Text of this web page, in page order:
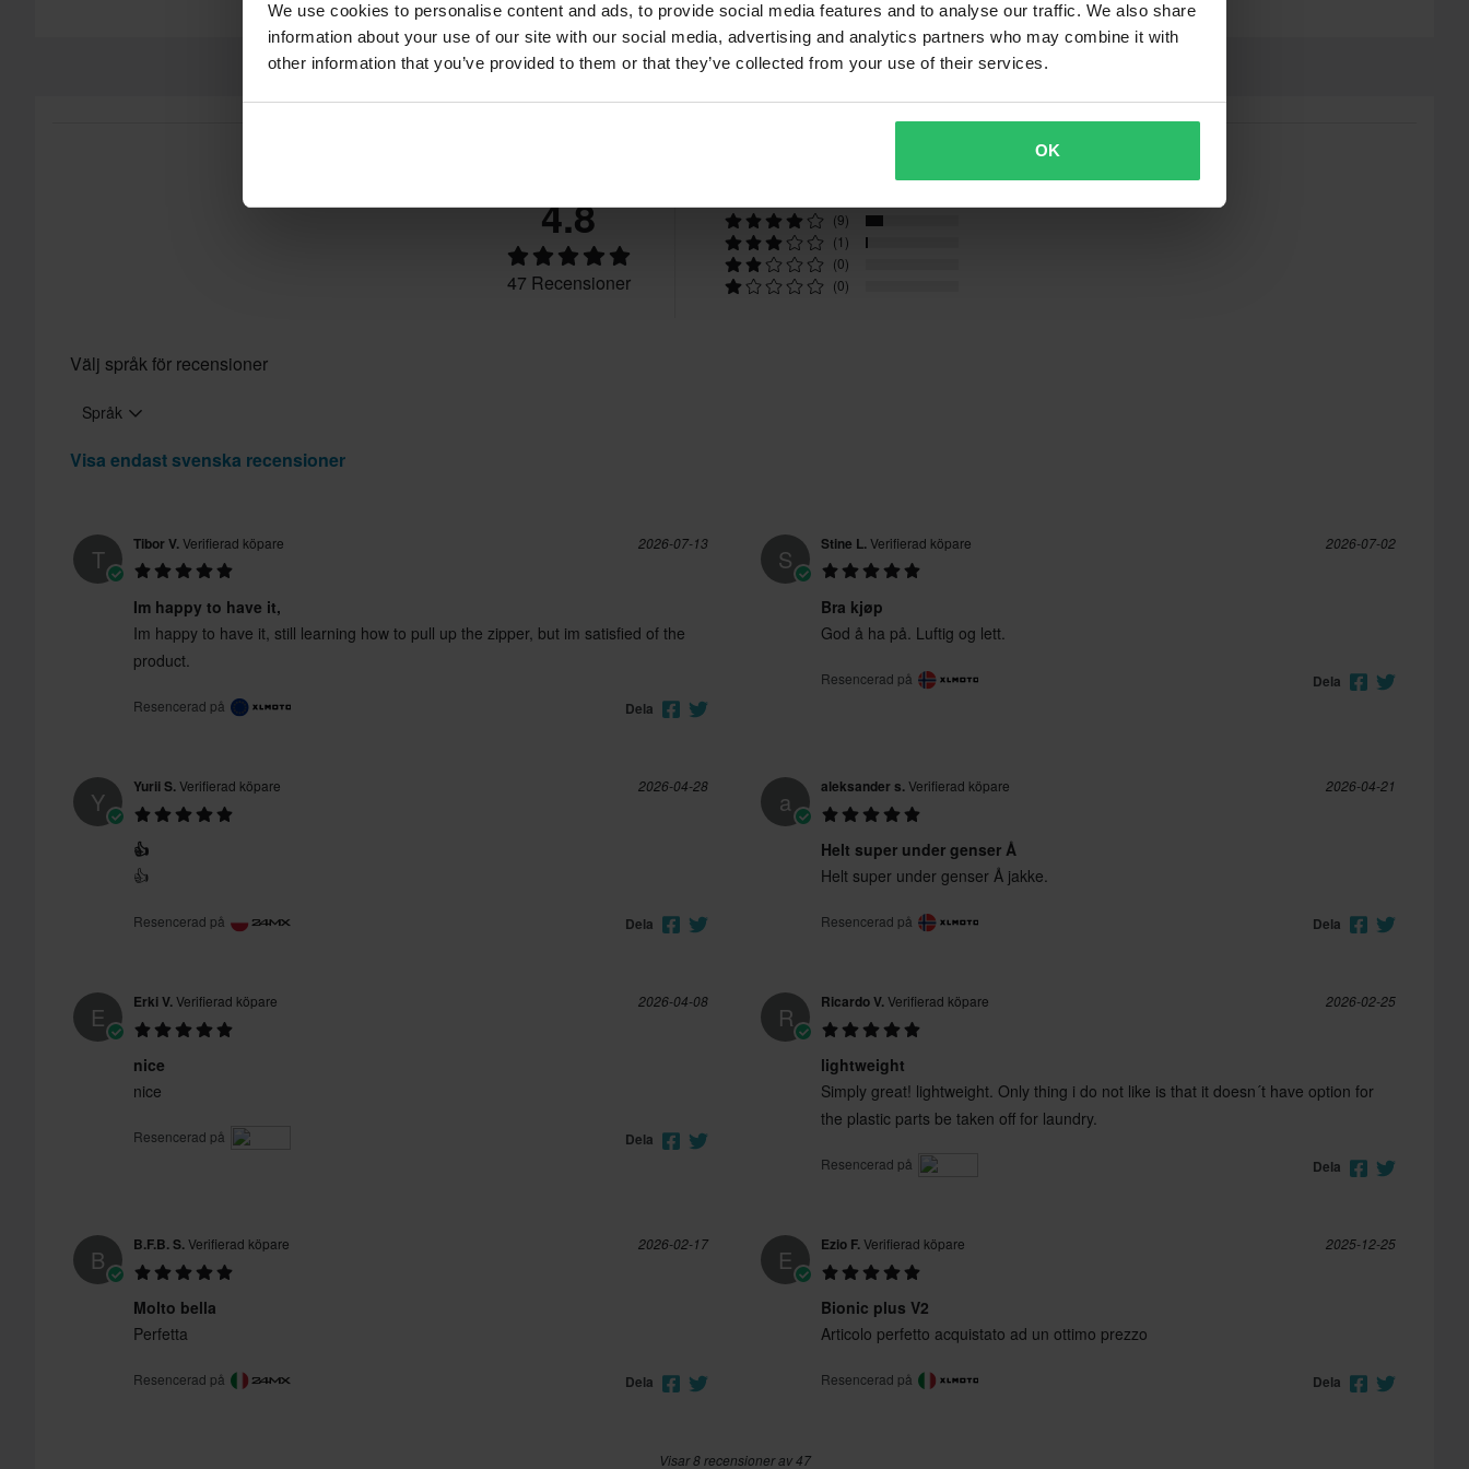
We use cookies to personalise content and ads, to provide social media features and to analyse our traffic. We also share
information about your use of our site with our social media, advertising and analytics partners who may combine it with
other information that you’ve provided to them or that they’ve collected from your use of their services.
OK
Du har rätt att returnera din beställning inom 60 dagar. Returavgifter tillkommer. *Rätten att
4.8
47 Recensioner
(9)
(1)
(0)
(0)
Välj språk för recensioner
Språk
Visa endast svenska recensioner
T Tibor V.Verifierad köpare 2026-07-13
Im happy to have it,
Im happy to have it, still learning how to pull up the zipper, but im satisfied of the
product.
Resencerad på Dela
S Stine L.Verifierad köpare 2026-07-02
Bra kjøp
God å ha på. Luftig og lett.
Resencerad på Dela
Y Yurii S.Verifierad köpare 2026-04-28
👍
👍
Resencerad på Dela
a aleksander s.Verifierad köpare 2026-04-21
Helt super under genser Å
Helt super under genser Å jakke.
Resencerad på Dela
E Erki V.Verifierad köpare 2026-04-08
nice
nice
Resencerad på Dela
R Ricardo V.Verifierad köpare 2026-02-25
lightweight
Simply great! lightweight. Only thing i do not like is that it doesn´t have option for
the plastic parts be taken off for laundry.
Resencerad på Dela
B B.F.B. S.Verifierad köpare 2026-02-17
Molto bella
Perfetta
Resencerad på Dela
E Ezio F.Verifierad köpare 2025-12-25
Bionic plus V2
Articolo perfetto acquistato ad un ottimo prezzo
Resencerad på Dela
Visar 8 recensioner av 47